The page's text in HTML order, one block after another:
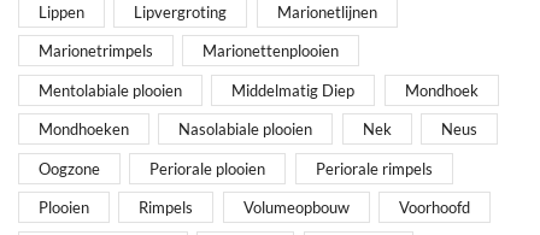
Lippen Lipvergroting Marionetlijnen
Marionetrimpels Marionettenplooien
Mentolabiale plooien Middelmatig Diep Mondhoek
Mondhoeken Nasolabiale plooien Nek Neus
Oogzone Periorale plooien Periorale rimpels
Plooien Rimpels Volumeopbouw Voorhoofd